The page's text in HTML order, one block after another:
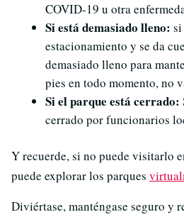
COVID-19 u otra
Si está demasiado lleno: si
estacionamiento y se da
demasiado lleno para
pies en todo momento, no
Si el parque está cerrado:
cerrado por funcionarios
Y recuerde, si no puede visitarlo
puede explorar los parques
Diviértase, manténgase seguro y